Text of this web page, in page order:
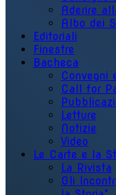
Aderire
Albo dei
Editoriali
Finestre
Bacheca
Convegni
Call for
Letture
Notizie
Video
Le Carte e la
La Rivista
Gli